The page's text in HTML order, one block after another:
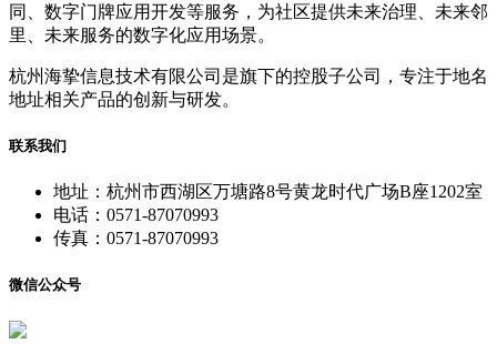
同、数字门牌应用开发等服务，为社区提供未来治理、未来邻
里、未来服务的数字化应用场景。
杭州海挚信息技术有限公司是旗下的控股子公司，专注于地名
地址相关产品的创新与研发。
联系我们
地址：杭州市西湖区万塘路8号黄龙时代广场B座1202室
电话：0571-87070993
传真：0571-87070993
微信公众号